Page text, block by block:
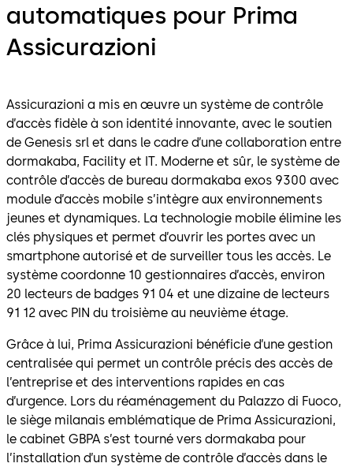
automatiques pour Prima
Assicurazioni
Assicurazioni a mis en œuvre un système de contrôle
d’accès fidèle à son identité innovante, avec le soutien
de Genesis srl et dans le cadre d’une collaboration entre
dormakaba, Facility et IT. Moderne et sûr, le système de
contrôle d’accès de bureau dormakaba exos 9300 avec
module d’accès mobile s’intègre aux environnements
jeunes et dynamiques. La technologie mobile élimine les
clés physiques et permet d’ouvrir les portes avec un
smartphone autorisé et de surveiller tous les accès. Le
système coordonne 10 gestionnaires d’accès, environ
20 lecteurs de badges 91 04 et une dizaine de lecteurs
91 12 avec PIN du troisième au neuvième étage.
Grâce à lui, Prima Assicurazioni bénéficie d’une gestion
centralisée qui permet un contrôle précis des accès de
l’entreprise et des interventions rapides en cas
d’urgence. Lors du réaménagement du Palazzo di Fuoco,
le siège milanais emblématique de Prima Assicurazioni,
le cabinet GBPA s’est tourné vers dormakaba pour
l’installation d’un système de contrôle d’accès dans le